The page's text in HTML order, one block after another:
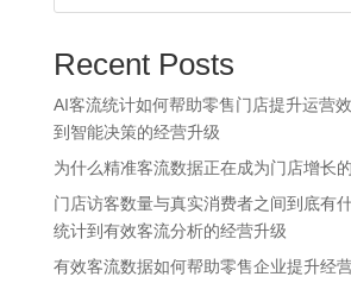
Recent Posts
AI客流统计如何帮助零售门店提升运营
到智能决策的经营升级
为什么精准客流数据正在成为门店增长
门店访客数量与真实消费者之间到底有
统计到有效客流分析的经营升级
有效客流数据如何帮助零售企业提升经